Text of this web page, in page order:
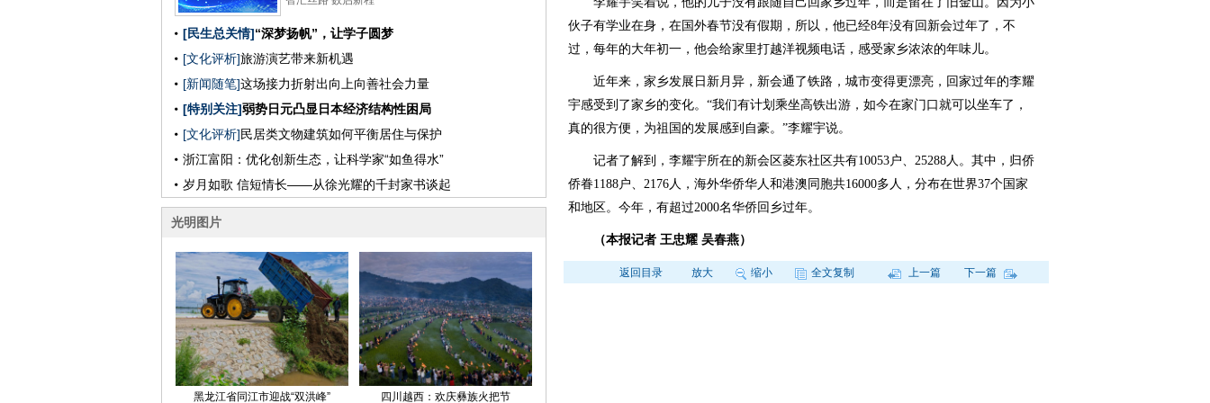
伙子有学业在身，在国外春节没有假期，所以，他已经8年没有回新会过年了，不
过，每年的大年初一，他会给家里打越洋视频电话，感受家乡浓浓的年味儿。
近年来，家乡发展日新月异，新会通了铁路，城市变得更漂亮，回家过年的李耀
宇感受到了家乡的变化。“我们有计划乘坐高铁出游，如今在家门口就可以坐车了，
真的很方便，为祖国的发展感到自豪。”李耀宇说。
记者了解到，李耀宇所在的新会区菱东社区共有10053户、25288人。其中，归侨
侨眷1188户、2176人，海外华侨华人和港澳同胞共16000多人，分布在世界37个国家
和地区。今年，有超过2000名华侨回乡过年。
（本报记者 王忠耀 吴春燕）
返回目录 放大 缩小 全文复制 上一篇 下一篇